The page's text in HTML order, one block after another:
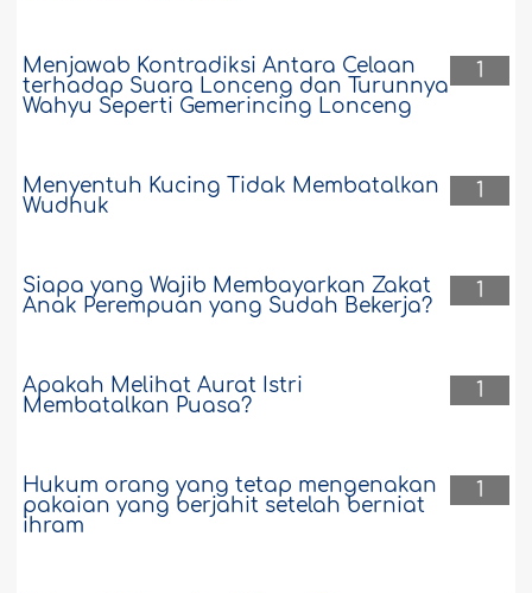
1
Menjawab Kontradiksi Antara Celaan
terhadap Suara Lonceng dan Turunnya
Wahyu Seperti Gemerincing Lonceng
1
Menyentuh Kucing Tidak Membatalkan
Wudhuk
1
Siapa yang Wajib Membayarkan Zakat
Anak Perempuan yang Sudah Bekerja?
1
Apakah Melihat Aurat Istri
Membatalkan Puasa?
1
Hukum orang yang tetap mengenakan
pakaian yang berjahit setelah berniat
ihram